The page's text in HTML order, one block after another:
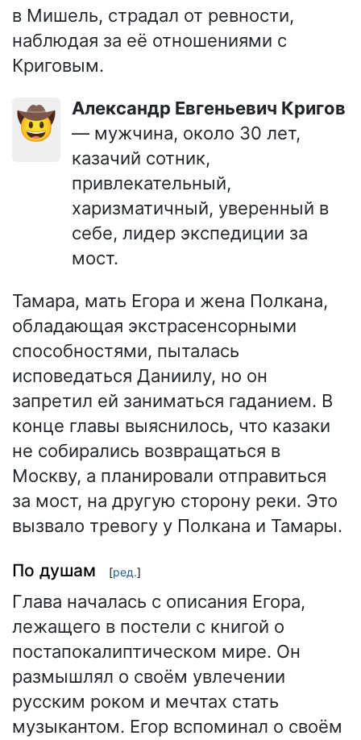
в Мишель, страдал от ревности,
наблюдая за её отношениями с
Криговым.
🤠
Александр Евгеньевич Кригов
— мужчина, около 30 лет,
казачий сотник,
привлекательный,
харизматичный, уверенный в
себе, лидер экспедиции за
мост.
Тамара, мать Егора и жена Полкана,
обладающая экстрасенсорными
способностями, пыталась
исповедаться Даниилу, но он
запретил ей заниматься гаданием. В
конце главы выяснилось, что казаки
не собирались возвращаться в
Москву, а планировали отправиться
за мост, на другую сторону реки. Это
вызвало тревогу у Полкана и Тамары.
По душам [ред.]
Глава началась с описания Егора,
лежащего в постели с книгой о
постапокалиптическом мире. Он
размышлял о своём увлечении
русским роком и мечтах стать
музыкантом. Егор вспоминал о своём